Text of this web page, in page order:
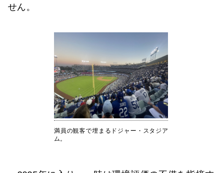
せん。
満員の観客で埋まるドジャー・スタジア
ム。